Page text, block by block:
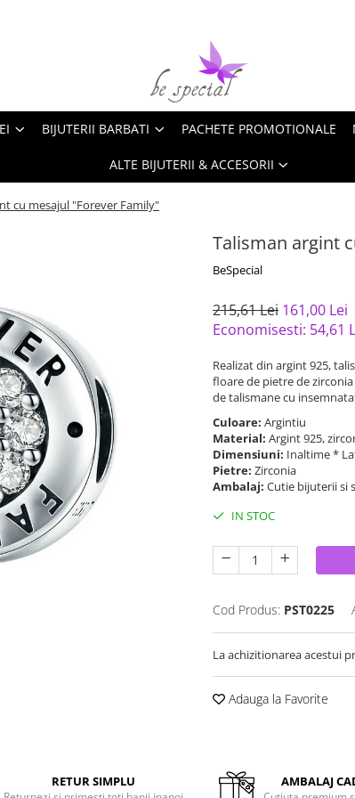
BIJUTERII BARBATI PACHETE PROMOTIONALE
ALTE BIJUTERII & ACCESORII
cu mesajul "Forever Family"
Talisman argint
BeSpecial
215,61 Lei 161,00 Lei
Economisesti: 54,61
Realizat din argint 925,
floare de pietre de
de talismane cu
Culoare: Argintiu
Material: Argint 925,
Dimensiuni: Inaltime *
Pietre: Zirconia
Ambalaj: Cutie bijuterii si
IN STOC
Cod Produs: PST0225
La achizitionarea acestui
Adauga la Favorite
RETUR SIMPLU AMBALAJ